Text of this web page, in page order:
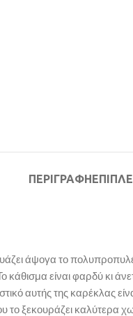
ΠΕΡΙΓΡΑΦΉ
άψογα το
είναι φαρδύ κι
αυτής της καρέκλας
το ξεκουράζει